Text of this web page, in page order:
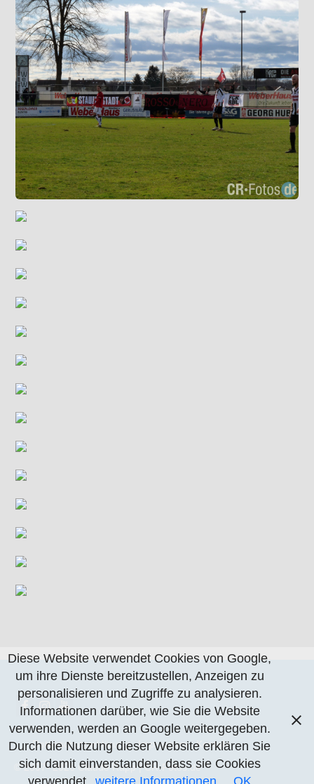
Datenschutzerklärung Impressum Kontakt
© 2007- 2026 Claude Rapp | CR-Fotos.de
Diese Website verwendet Cookies von Google,
um ihre Dienste bereitzustellen, Anzeigen zu
personalisieren und Zugriffe zu analysieren.
Informationen darüber, wie Sie die Website
verwenden, werden an Google weitergegeben.
Durch die Nutzung dieser Website erklären Sie
sich damit einverstanden, dass sie Cookies
verwendet.
weitere Informationen OK